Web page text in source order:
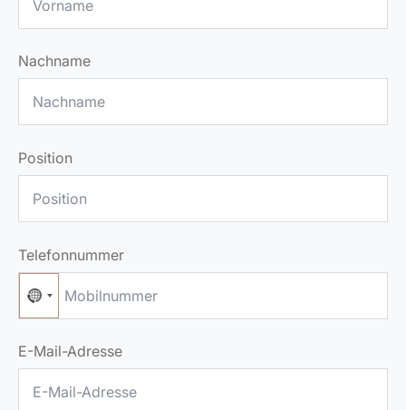
Nachname
Position
Telefonnummer
No country selected
E-Mail-Adresse